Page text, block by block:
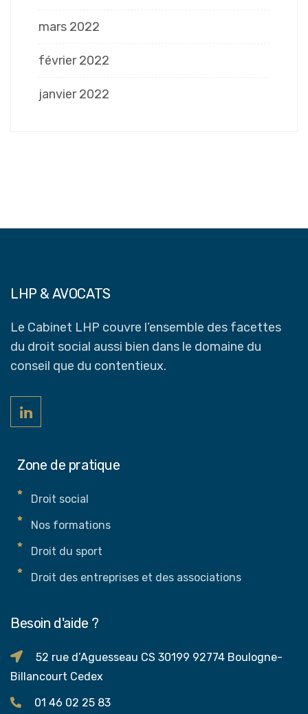
mars 2022
février 2022
janvier 2022
LHP & AVOCATS
Le Cabinet LHP couvre l’ensemble des facettes
du droit social aussi bien dans le domaine du
conseil que du contentieux.
Zone de pratique
Droit social
Nos formations
Droit du sport
Droit des entreprises et des associations
Besoin d'aide ?
52 rue d’Aguesseau CS 30199 92774 Boulogne-
Billancourt Cedex
01 46 02 25 83